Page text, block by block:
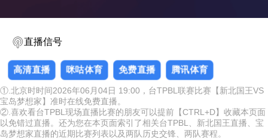
直播信号
高清直播 咪咕体育 免费直播 腾讯体育
①.北京时时间2026年06月04日 19:00，台TPBL联赛比赛【新北国王VS
宝岛梦想家】准时在线免费直播。
②.喜欢看台TPBL现场直播比赛的朋友可以提前【CTRL+D】收藏本页面
以免错过直播。还为您在本页面索引了相关台TPBL、新北国王直播、宝
岛梦想家直播的近期比赛列表以及两队历史交锋、两队赛程。